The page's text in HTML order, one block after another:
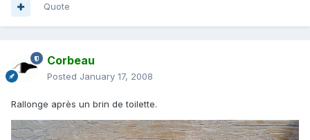
Quote
Corbeau
Posted January 17, 2008
Rallonge après un brin de toilette.